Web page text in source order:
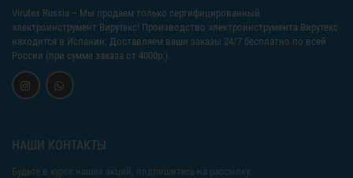
Virutex Russia – Мы продаем только сертифицированный
электроинструмент Вирутекс! Производство электроинструмента Вирутекс
находится в Испании. Доставляем ваши заказы 24/7 бесплатно по всей
России (при сумме заказа от 4000р.).
НАШИ КОНТАКТЫ
Будьте в курсе наших акций, подпишитесь на рассылку: